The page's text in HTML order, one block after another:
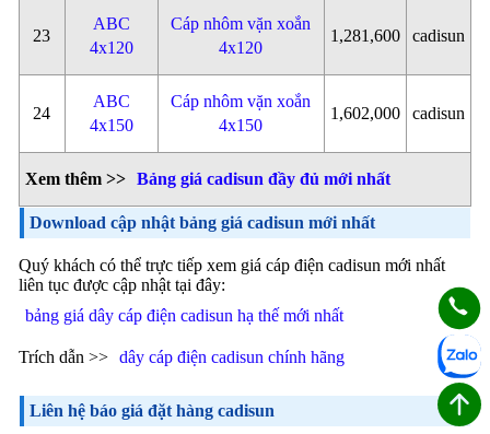
23
ABC
4x120
Cáp nhôm vặn xoắn
4x120
1,281,600 cadisun
24
ABC
4x150
Cáp nhôm vặn xoắn
4x150
1,602,000 cadisun
Xem thêm >> Bảng giá cadisun đầy đủ mới nhất
Download cập nhật bảng giá cadisun mới nhất
Quý khách có thể trực tiếp xem giá cáp điện cadisun mới nhất
liên tục được cập nhật tại đây:
bảng giá dây cáp điện cadisun hạ thế mới nhất
Trích dẫn >> dây cáp điện cadisun chính hãng
Liên hệ báo giá đặt hàng cadisun